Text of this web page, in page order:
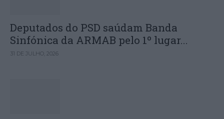
Deputados do PSD saúdam Banda
Sinfónica da ARMAB pelo 1º lugar...
31 DE JULHO, 2026